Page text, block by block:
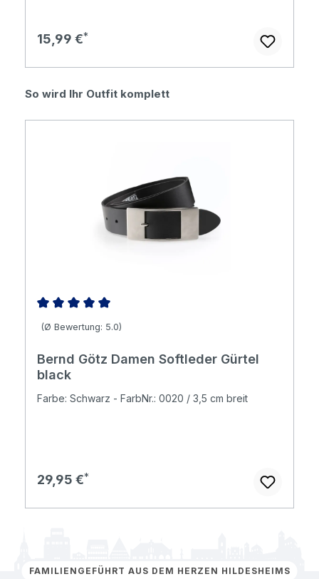
Regulärer Preis:
15,99 €
Produktgalerie überspringen
So wird Ihr Outfit komplett
Durchschnittliche Bewertung von 5 von 5 Sternen
(Ø Bewertung: 5.0)
Bernd Götz Damen Softleder Gürtel
black
Farbe: Schwarz - FarbNr.: 0020 / 3,5 cm breit
Regulärer Preis:
29,95 €
FAMILIENGEFÜHRT AUS DEM HERZEN HILDESHEIMS